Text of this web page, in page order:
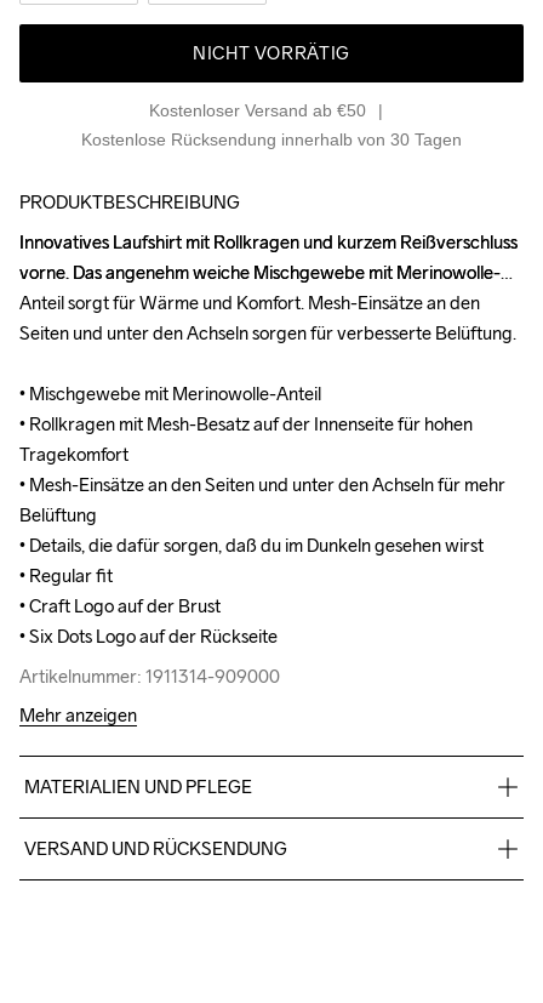
NICHT VORRÄTIG
Kostenloser Versand ab €50
Kostenlose Rücksendung innerhalb von 30 Tagen
PRODUKTBESCHREIBUNG
Innovatives Laufshirt mit Rollkragen und kurzem Reißverschluss
vorne. Das angenehm weiche Mischgewebe mit Merinowolle-
Anteil sorgt für Wärme und Komfort. Mesh-Einsätze an den
Seiten und unter den Achseln sorgen für verbesserte Belüftung.
• Mischgewebe mit Merinowolle-Anteil
• Rollkragen mit Mesh-Besatz auf der Innenseite für hohen
Tragekomfort
• Mesh-Einsätze an den Seiten und unter den Achseln für mehr
Belüftung
• Details, die dafür sorgen, daß du im Dunkeln gesehen wirst
• Regular fit
• Craft Logo auf der Brust
• Six Dots Logo auf der Rückseite
Artikelnummer: 1911314-909000
Innovatives Laufshirt mit Rollkragen und kurzem Reißverschluss
vorne. Das angenehm weiche Mischgewebe mit Merinowolle-
Anteil sorgt für Wärme und Komfort. Mesh-Einsätze an den
Seiten und unter den Achseln sorgen für verbesserte Belüftung.
• Mischgewebe mit Merinowolle-Anteil
• Rollkragen mit Mesh-Besatz auf der Innenseite für hohen
Tragekomfort
• Mesh-Einsätze an den Seiten und unter den Achseln für mehr
Belüftung
• Details, die dafür sorgen, daß du im Dunkeln gesehen wirst
• Regular fit
• Craft Logo auf der Brust
• Six Dots Logo auf der Rückseite
Artikelnummer: 1911314-909000
Mehr anzeigen
MATERIALIEN UND PFLEGE
80% Polyester 20% Merino Wolle
VERSAND UND RÜCKSENDUNG